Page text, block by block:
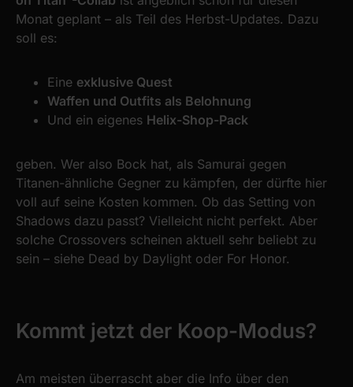
Monat geplant – als Teil des Herbst-Updates. Dazu
soll es:
Eine exklusive Quest
Waffen und Outfits als Belohnung
Und ein eigenes Helix-Shop-Pack
geben. Wer also Bock hat, als Samurai gegen
Titanen-ähnliche Gegner zu kämpfen, der dürfte hier
voll auf seine Kosten kommen. Ob das Setting von
Shadows dazu passt? Vielleicht nicht perfekt. Aber
solche Crossovers scheinen aktuell sehr beliebt zu
sein – siehe Dead by Daylight oder For Honor.
Kommt jetzt der Koop-Modus?
Am meisten überrascht aber die Info über den